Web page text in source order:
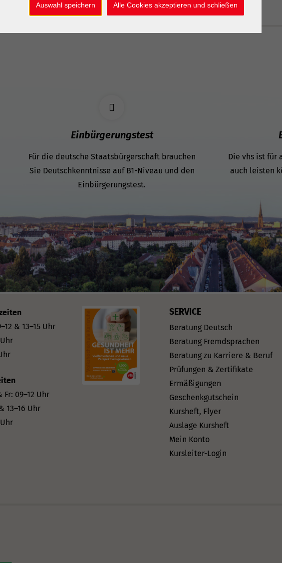
Einbürgerungstest
Für die deutsche Staatsbürgerschaft brauchen
Sie Deutschkenntnisse auf B1-Niveau und den
Einbürgerungstest.
Die vhs ist für
auch leisten
& 13–15 Uhr
Fr: 09–12 Uhr
13–16 Uhr
SERVICE
Beratung Deutsch
Beratung Fremdsprachen
Beratung zu Karriere & Beruf
Prüfungen & Zertifikate
Ermäßigungen
Geschenkgutschein
Kursheft, Flyer
Auslage Kursheft
Mein Konto
Kursleiter-Login
Auswahl speichern Alle Cookies akzeptieren und schließen